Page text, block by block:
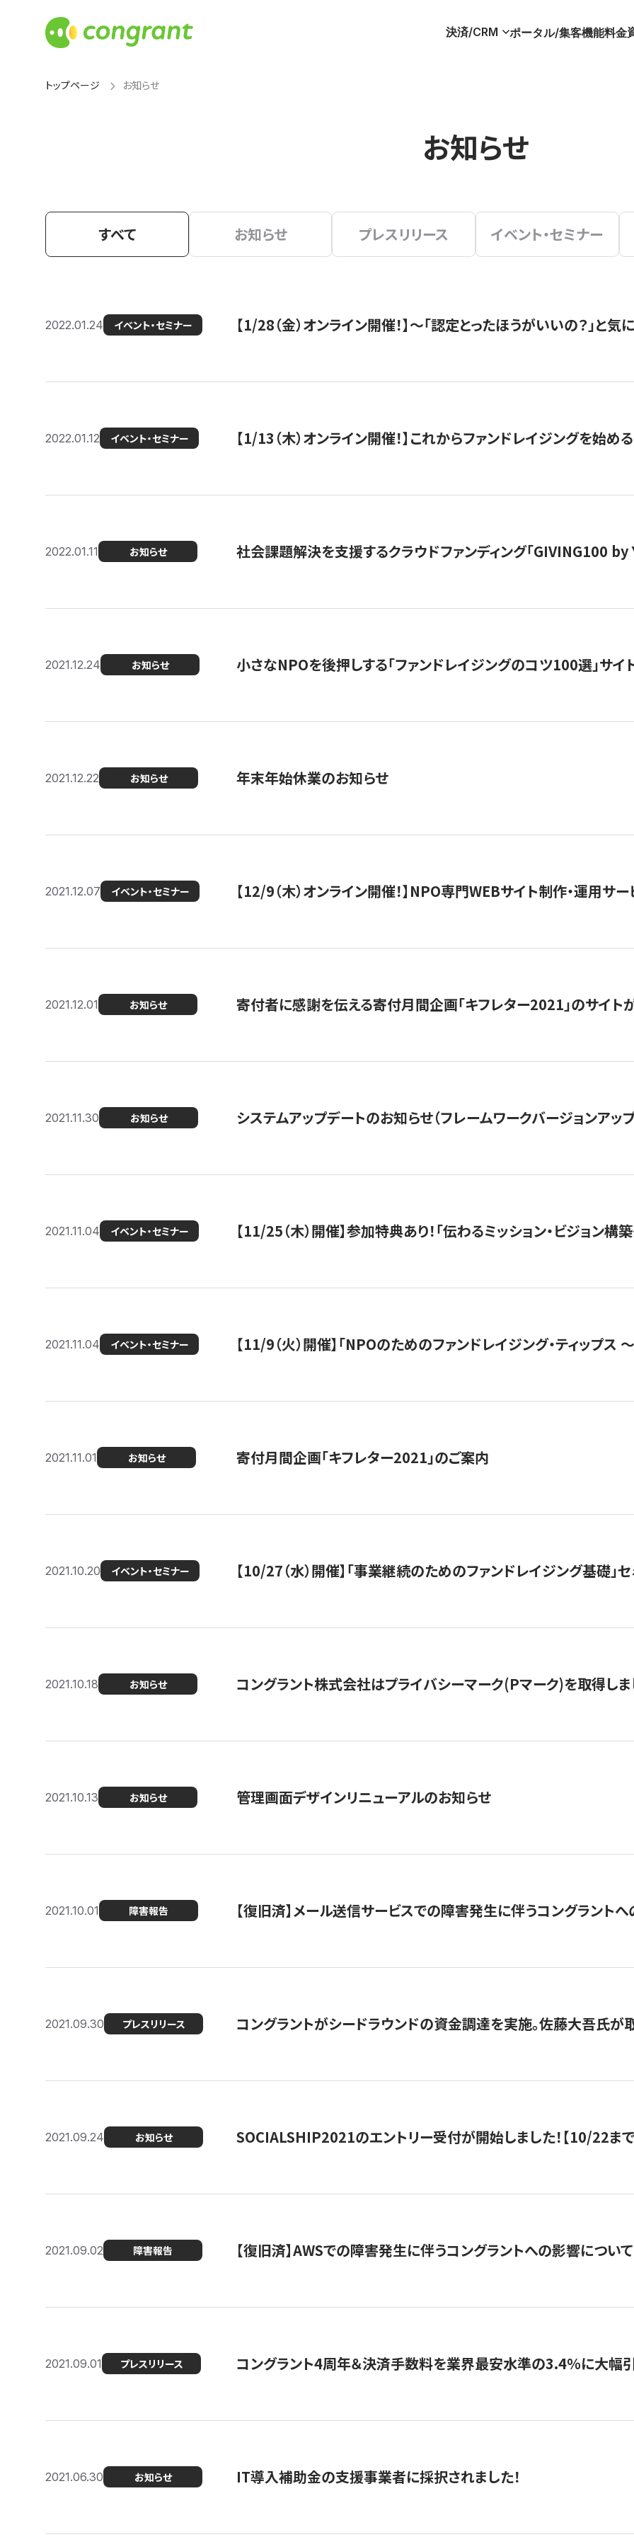
決済/CRM ポータル/集客機能料金
トップページ お知らせ
お知らせ
すべて お知らせ プレスリリース イベント・セミナー
2022.01.24 イベント・セミナー 【1/28（金）オンライン開催！】〜「認定とったほうがいいの？」と
2022.01.12 イベント・セミナー 【1/13（木）オンライン開催！】これからファンドレイジングを始め
2022.01.11 お知らせ 社会課題解決を支援するクラウドファンディング「GIVING100
2021.12.24 お知らせ 小さなNPOを後押しする「ファンドレイジングのコツ100選」サイ
2021.12.22 お知らせ 年末年始休業のお知らせ
2021.12.07 イベント・セミナー 【12/9（木）オンライン開催！】NPO専門WEBサイト制作・運用サ
2021.12.01 お知らせ 寄付者に感謝を伝える寄付月間企画「キフレター2021」のサイト
2021.11.30 お知らせ システムアップデートのお知らせ（フレームワークバージョンアップ
2021.11.04 イベント・セミナー 【11/25（木）開催】参加特典あり！「伝わるミッション・ビジョン
2021.11.04 イベント・セミナー 【11/9（火）開催】「NPOのためのファンドレイジング・ティップ
2021.11.01 お知らせ 寄付月間企画「キフレター2021」のご案内
2021.10.20 イベント・セミナー 【10/27（水）開催】「事業継続のためのファンドレイジング基礎」
2021.10.18 お知らせ コングラント株式会社はプライバシーマーク(Pマーク)を取得し
2021.10.13 お知らせ 管理画面デザインリニューアルのお知らせ
2021.10.01 障害報告 【復旧済】メール送信サービスでの障害発生に伴うコングラント
2021.09.30 プレスリリース コングラントがシードラウンドの資金調達を実施。佐藤大吾氏が
2021.09.24 お知らせ SOCIALSHIP2021のエントリー受付が開始しました！【10/22まで
2021.09.02 障害報告 【復旧済】AWSでの障害発生に伴うコングラントへの影響について
2021.09.01 プレスリリース コングラント4周年＆決済手数料を業界最安水準の3.4％に大幅
2021.06.30 お知らせ IT導入補助金の支援事業者に採択されました！